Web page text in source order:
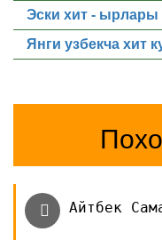
Эски хит - ырлары
Янги узбекча хит
Айтбек